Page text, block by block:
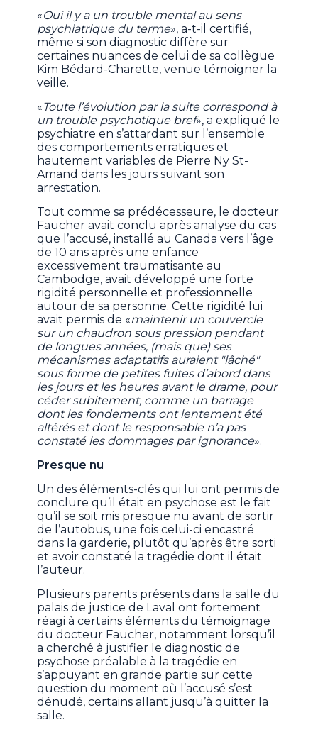
«Oui il y a un trouble mental au sens
psychiatrique du terme», a-t-il certifié,
même si son diagnostic diffère sur
certaines nuances de celui de sa collègue
Kim Bédard-Charette, venue témoigner la
veille.
«Toute l’évolution par la suite correspond à
un trouble psychotique bref», a expliqué le
psychiatre en s’attardant sur l’ensemble
des comportements erratiques et
hautement variables de Pierre Ny St-
Amand dans les jours suivant son
arrestation.
Tout comme sa prédécesseure, le docteur
Faucher avait conclu après analyse du cas
que l’accusé, installé au Canada vers l’âge
de 10 ans après une enfance
excessivement traumatisante au
Cambodge, avait développé une forte
rigidité personnelle et professionnelle
autour de sa personne. Cette rigidité lui
avait permis de «maintenir un couvercle
sur un chaudron sous pression pendant
de longues années, (mais que) ses
mécanismes adaptatifs auraient "lâché"
sous forme de petites fuites d’abord dans
les jours et les heures avant le drame, pour
céder subitement, comme un barrage
dont les fondements ont lentement été
altérés et dont le responsable n’a pas
constaté les dommages par ignorance».
Presque nu
Un des éléments-clés qui lui ont permis de
conclure qu’il était en psychose est le fait
qu’il se soit mis presque nu avant de sortir
de l’autobus, une fois celui-ci encastré
dans la garderie, plutôt qu’après être sorti
et avoir constaté la tragédie dont il était
l’auteur.
Plusieurs parents présents dans la salle du
palais de justice de Laval ont fortement
réagi à certains éléments du témoignage
du docteur Faucher, notamment lorsqu’il
a cherché à justifier le diagnostic de
psychose préalable à la tragédie en
s’appuyant en grande partie sur cette
question du moment où l’accusé s’est
dénudé, certains allant jusqu’à quitter la
salle.